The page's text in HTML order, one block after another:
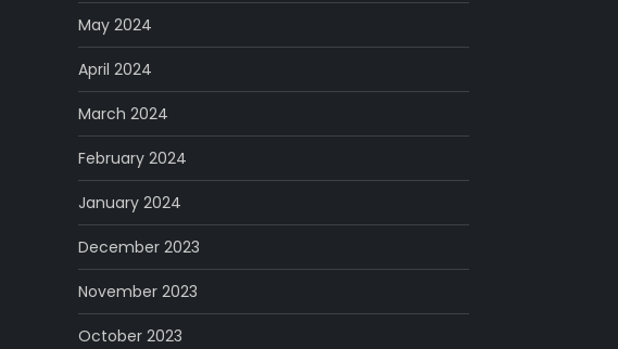
May 2024
April 2024
March 2024
February 2024
January 2024
December 2023
November 2023
October 2023